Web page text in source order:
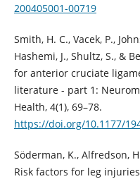
200405001-00719
Smith, H. C., Vacek, P.,
Hashemi, J., Shultz, S., &
for anterior cruciate
literature - part 1:
Health, 4(1), 69–78.
https://doi.org/10.1177/
Söderman, K., Alfredson,
Risk factors for leg